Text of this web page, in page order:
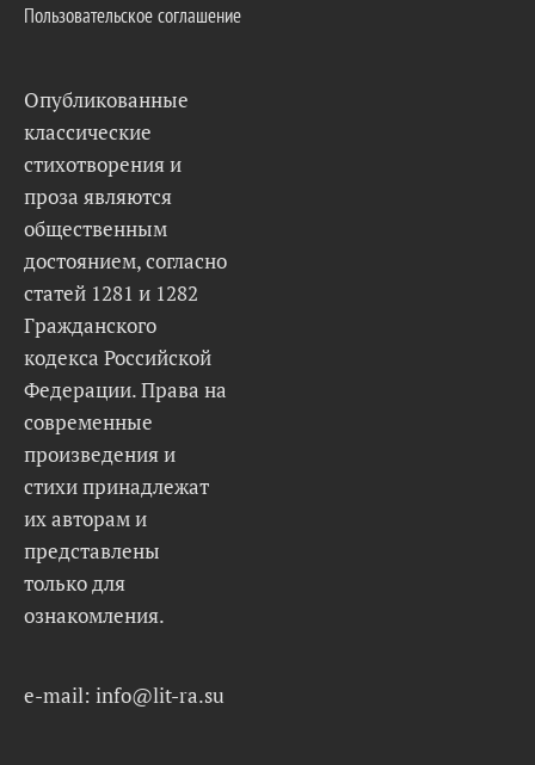
Пользовательское соглашение
Опубликованные
классические
стихотворения и
проза являются
общественным
достоянием, согласно
статей 1281 и 1282
Гражданского
кодекса Российской
Федерации. Права на
современные
произведения и
стихи принадлежат
их авторам и
представлены
только для
ознакомления.
e-mail: info@lit-ra.su